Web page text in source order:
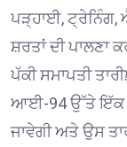
ਪੜ੍ਹਾਈ, ਟ੍ਰੇਨਿੰਗ,
ਸ਼ਰਤਾਂ ਦੀ ਪਾਲਣਾ
ਪੱਕੀ ਸਮਾਪਤੀ
ਆਈ-94 ਉੱਤੇ ਇੱਕ
ਜਾਵੇਗੀ ਅਤੇ ਉਸ